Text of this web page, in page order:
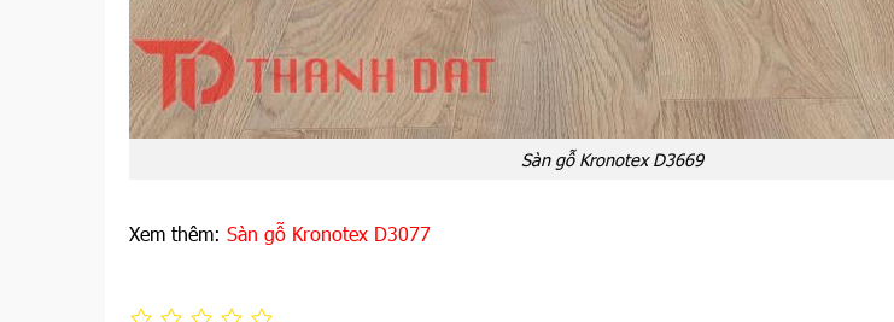
Sàn gỗ Kronotex D3669
Xem thêm: Sàn gỗ Kronotex D3077